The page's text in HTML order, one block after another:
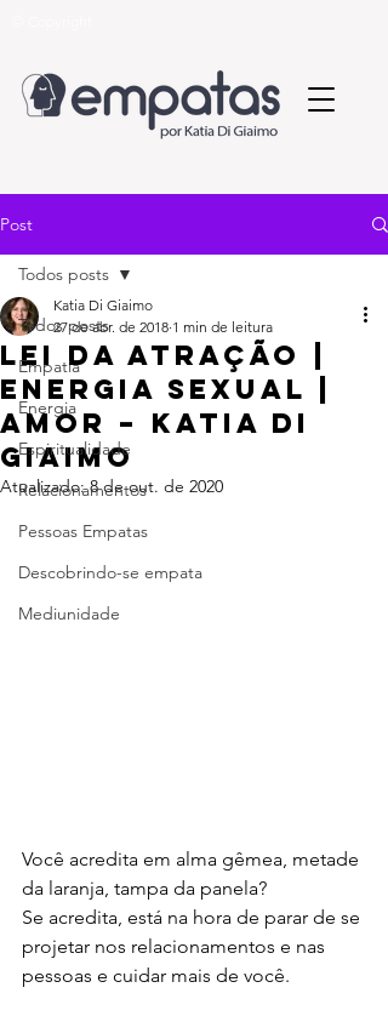
Post
Todos posts
Empatia
Energia
Espiritualidade
Relacionamentos
Pessoas Empatas
Descobrindo-se empata
Mediunidade
Todos posts
Lei da Atração |
Energia Sexual |
Amor – Katia Di
Giaimo
Katia Di Giaimo
27 de abr. de 2018 1 min de leitura
Atualizado:8 de out. de 2020
Você acredita em alma gêmea, metade
da laranja, tampa da panela?
Se acredita, está na hora de parar de se
projetar nos relacionamentos e nas
pessoas e cuidar mais de você.